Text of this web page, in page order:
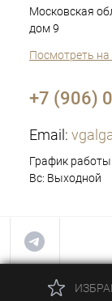
Московская
дом 9
Посмотреть на
+7 (906)
Email:
График работы
Вс: Выходной